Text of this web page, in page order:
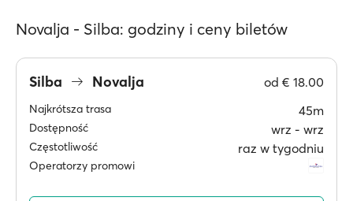
Novalja - Silba: godziny i ceny biletów
Silba Novalja od € 18.00
Najkrótsza trasa 45m
Dostępność wrz ‐ wrz
Częstotliwość raz w tygodniu
Operatorzy promowi